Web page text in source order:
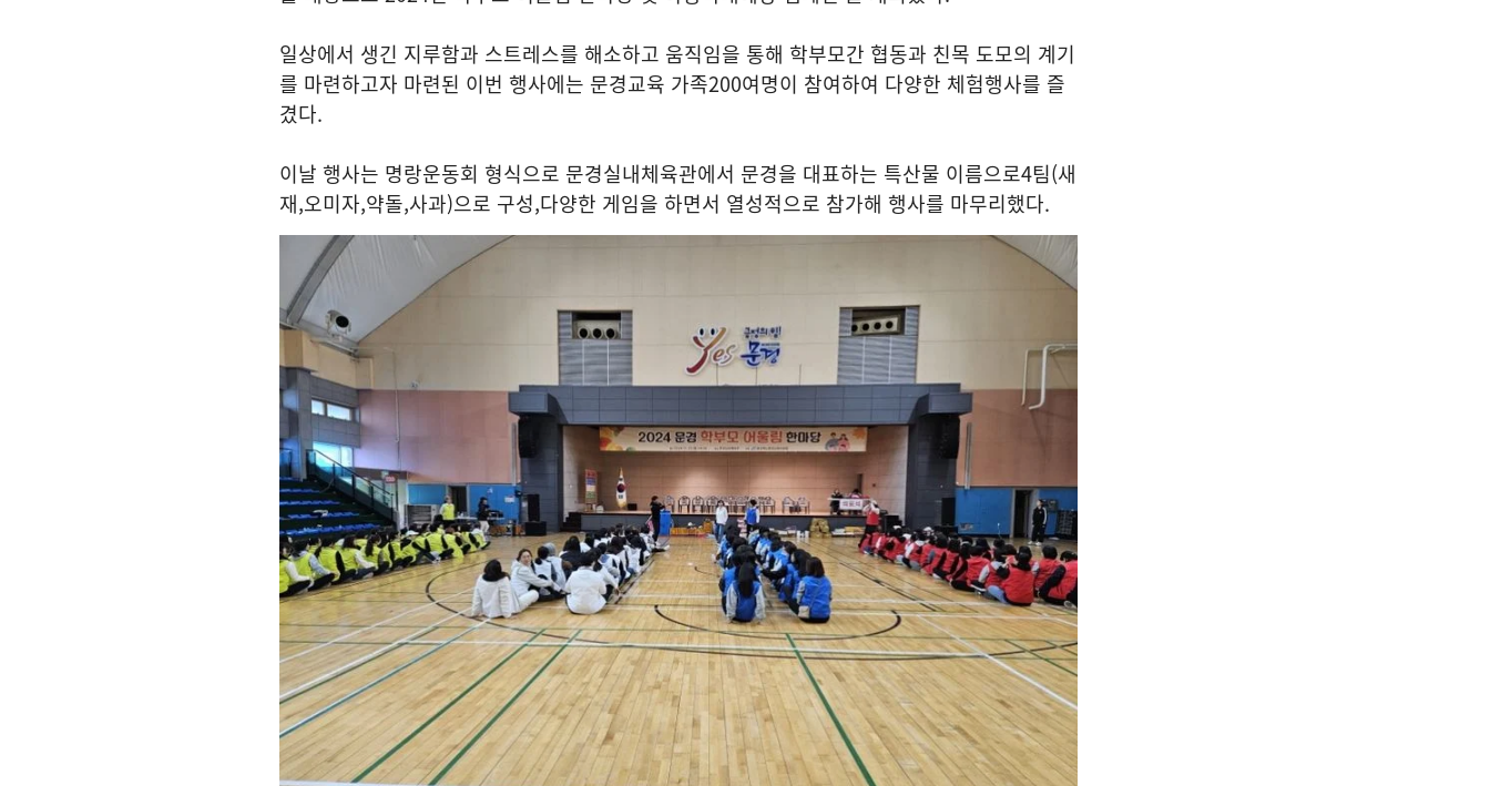
일상에서 생긴 지루함과 스트레스를 해소하고 움직임을 통해 학부모간 협동과 친목 도모의 계기
를 마련하고자 마련된 이번 행사에는 문경교육 가족200여명이 참여하여 다양한 체험행사를 즐
겼다.
이날 행사는 명랑운동회 형식으로 문경실내체육관에서 문경을 대표하는 특산물 이름으로4팀(새
재,오미자,약돌,사과)으로 구성,다양한 게임을 하면서 열성적으로 참가해 행사를 마무리했다.